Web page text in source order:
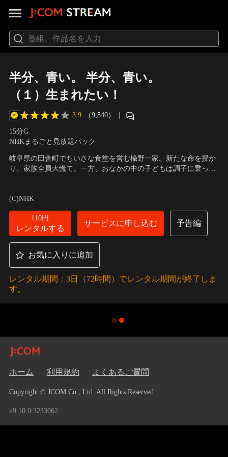
半分、青い。 半分、青い。
（１）生まれたい！
3.9 （9,540） ｜
15分G
NHKまるごと見放題パック
岐阜県の田舎町でちいさな食堂を営む楡野一家。新たな命を授か
り、家族全員大慌て。一方、おなかの中の子どもは調子に乗って
(C)NHK
110円
レンタルする
サービスに申し込む 予告編
お気に入りに追加
レンタル期間：3日（72時間）でレンタル期間が終了しま
す。
ホーム 利用規約 よくあるご質問
Copyright © JCOM Co., Ltd. All Rights Reserved.
v9.10.0.3233062